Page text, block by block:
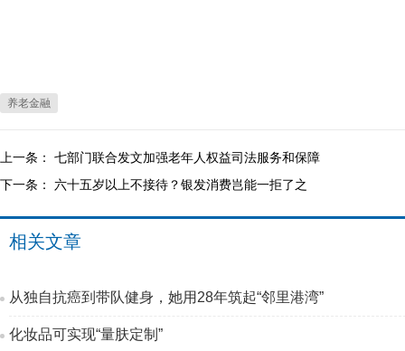
养老金融
上一条： 七部门联合发文加强老年人权益司法服务和保障
下一条： 六十五岁以上不接待？银发消费岂能一拒了之
相关文章
从独自抗癌到带队健身，她用28年筑起“邻里港湾”
化妆品可实现“量肤定制”